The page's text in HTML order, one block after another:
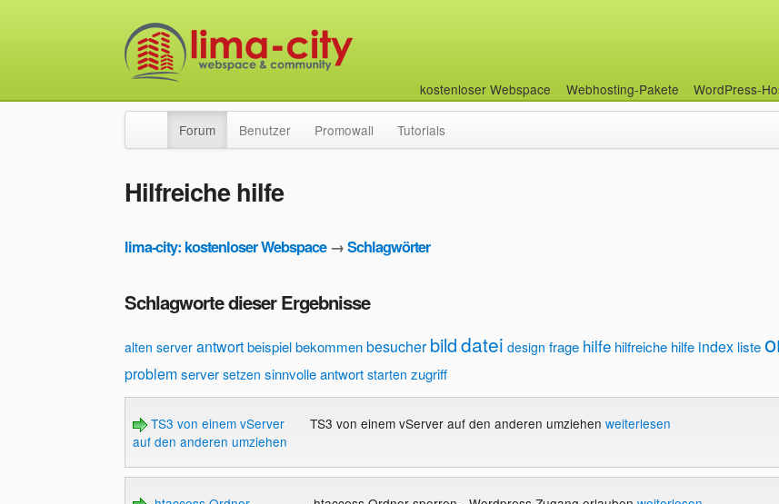
kostenloser Webspace Webhosting-Pakete WordPress-
Forum Benutzer Promowall Tutorials
Hilfreiche hilfe
lima-city: kostenloser Webspace→Schlagwörter
Schlagworte dieser Ergebnisse
alten server antwortbeispielbekommenbesucher bilddatei design frage hilfe hilfreiche hilfe index liste
problemserver setzen sinnvolle antwort starten zugriff
TS3 von einem vServer
auf den anderen umziehen
TS3 von einem vServer auf den anderen umziehen weiterlesen